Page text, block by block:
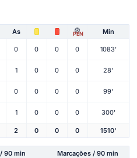
As PEN Min
0 0 0 0 1083'
1 0 0 0 28'
0 0 0 0 99'
1 0 0 0 300'
2 0 0 0 1510'
/ 90 min Marcações / 90 min